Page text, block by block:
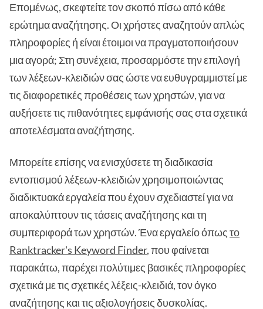
Επομένως, σκεφτείτε τον σκοπό πίσω από κάθε
ερώτημα αναζήτησης. Οι χρήστες αναζητούν απλώς
πληροφορίες ή είναι έτοιμοι να πραγματοποιήσουν
μια αγορά; Στη συνέχεια, προσαρμόστε την επιλογή
των λέξεων-κλειδιών σας ώστε να ευθυγραμμιστεί με
τις διαφορετικές προθέσεις των χρηστών, για να
αυξήσετε τις πιθανότητες εμφάνισής σας στα σχετικά
αποτελέσματα αναζήτησης.
Μπορείτε επίσης να ενισχύσετε τη διαδικασία
εντοπισμού λέξεων-κλειδιών χρησιμοποιώντας
διαδικτυακά εργαλεία που έχουν σχεδιαστεί για να
αποκαλύπτουν τις τάσεις αναζήτησης και τη
συμπεριφορά των χρηστών. Ένα εργαλείο όπωςτο
Ranktracker's Keyword Finder, που φαίνεται
παρακάτω, παρέχει πολύτιμες βασικές πληροφορίες
σχετικά με τις σχετικές λέξεις-κλειδιά, τον όγκο
αναζήτησης και τις αξιολογήσεις δυσκολίας.